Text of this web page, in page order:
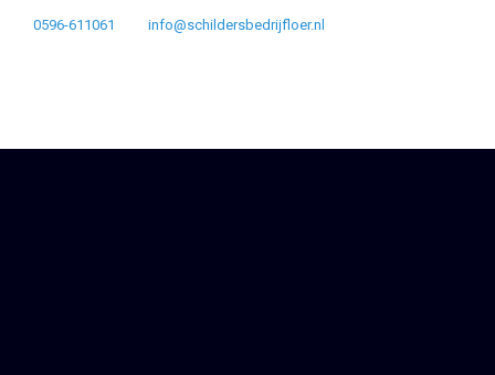
0596-611061 info@schildersbedrijfloer.nl